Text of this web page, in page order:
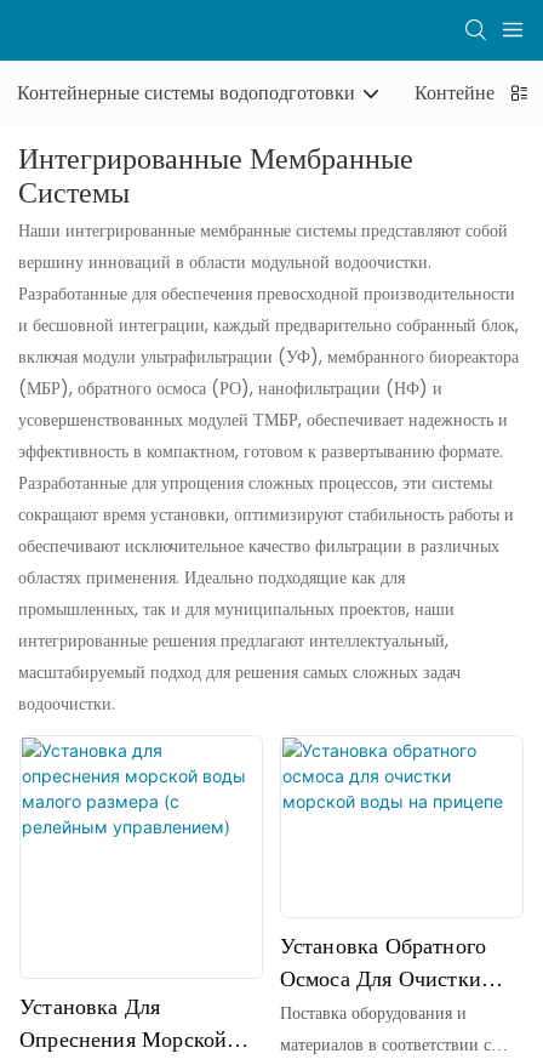
Контейнерные системы водоподготовки Контейнерные
Интегрированные Мембранные
Системы
Наши интегрированные мембранные системы представляют собой
вершину инноваций в области модульной водоочистки.
Разработанные для обеспечения превосходной производительности
и бесшовной интеграции, каждый предварительно собранный блок,
включая модули ультрафильтрации (УФ), мембранного биореактора
(МБР), обратного осмоса (РО), нанофильтрации (НФ) и
усовершенствованных модулей ТМБР, обеспечивает надежность и
эффективность в компактном, готовом к развертыванию формате.
Разработанные для упрощения сложных процессов, эти системы
сокращают время установки, оптимизируют стабильность работы и
обеспечивают исключительное качество фильтрации в различных
областях применения. Идеально подходящие как для
промышленных, так и для муниципальных проектов, наши
интегрированные решения предлагают интеллектуальный,
масштабируемый подход для решения самых сложных задач
водоочистки.
Установка Для
Опреснения Морской
Установка Обратного
Осмоса Для Очистки
Морской Воды На
Прицепе
Поставка оборудования и
материалов в соответствии с